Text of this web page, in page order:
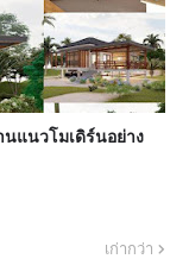
แนวโมเดิร์นอย่าง
เก่ากว่า